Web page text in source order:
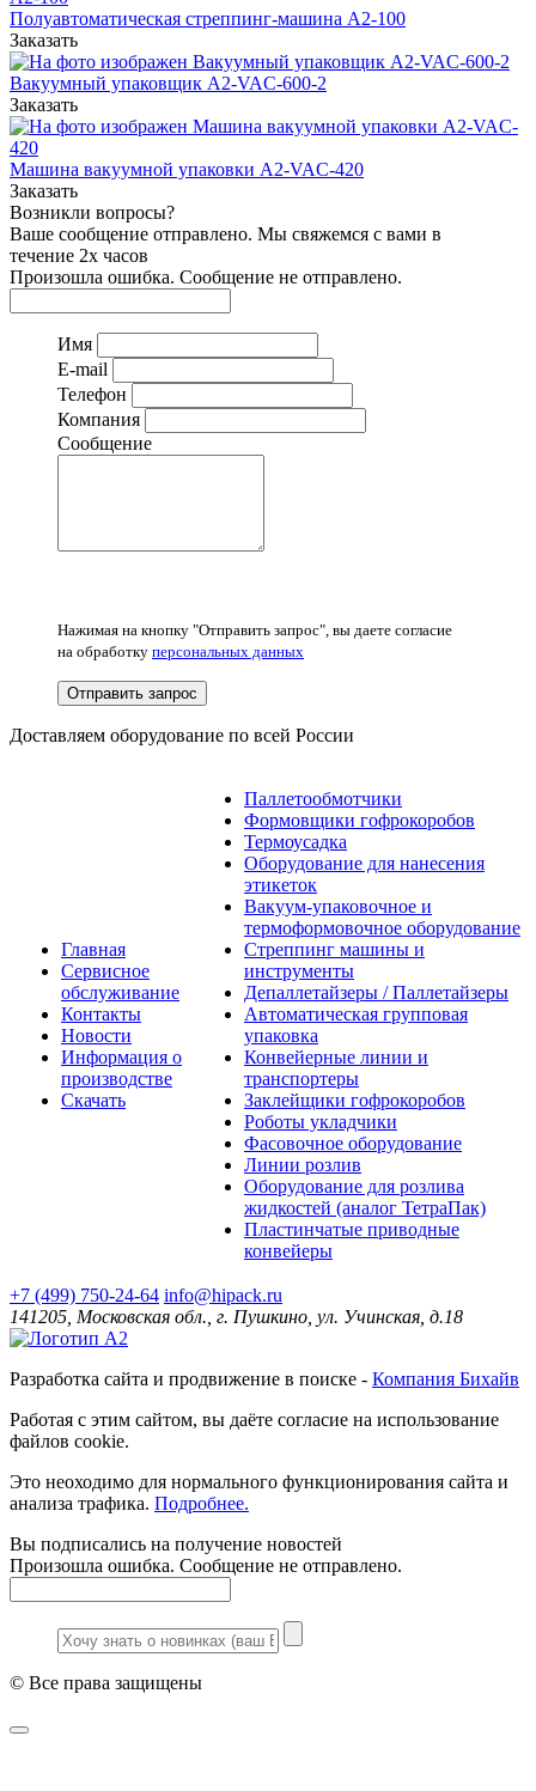
Полуавтоматическая стреппинг-машина A2-100
Заказать
Вакуумный упаковщик А2-VAC-600-2
Заказать
Машина вакуумной упаковки А2-VAC-420
Заказать
Возникли вопросы?
Ваше сообщение отправлено. Мы свяжемся с вами в
течение 2х часов
Произошла ошибка. Сообщение не отправлено.
Имя
E-mail
Телефон
Компания
Сообщение
Нажимая на кнопку "Отправить запрос", вы даете согласие
на обработку персональных данных
Отправить запрос
Доставляем оборудование по всей России
Главная
Сервисное
обслуживание
Контакты
Новости
Информация о
производстве
Скачать
Паллетообмотчики
Формовщики гофрокоробов
Термоусадка
Оборудование для нанесения
этикеток
Вакуум-упаковочное и
термоформовочное оборудование
Стреппинг машины и
инструменты
Депаллетайзеры / Паллетайзеры
Автоматическая групповая
упаковка
Конвейерные линии и
транспортеры
Заклейщики гофрокоробов
Роботы укладчики
Фасовочное оборудование
Линии розлив
Оборудование для розлива
жидкостей (аналог ТетраПак)
Пластинчатые приводные
конвейеры
+7 (499) 750-24-64 info@hipack.ru
141205, Московская обл., г. Пушкино, ул. Учинская, д.18
Разработка сайта и продвижение в поиске - Компания Бихайв
Работая с этим сайтом, вы даёте согласие на использование
файлов cookie.
Это неоходимо для нормального функционирования сайта и
анализа трафика. Подробнее.
Вы подписались на получение новостей
Произошла ошибка. Сообщение не отправлено.
© Все права защищены